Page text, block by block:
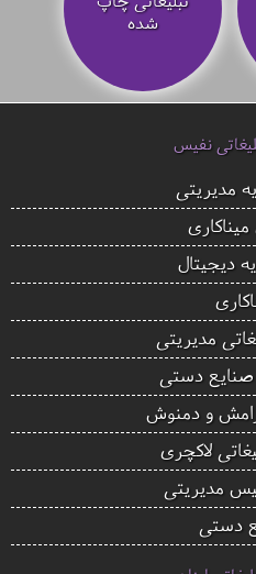
شده
نفیس
مدیریتی
دیجیتال
مدیریتی
دستی
و دمنوش
لاکچری
مدیریتی
دستی